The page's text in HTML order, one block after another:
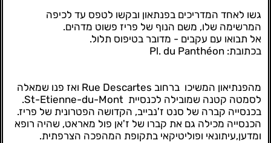
גשו לאחד המדריכים בפנתאון ובקשו לטפס עד לכיפה
המרשימה שלו, משם הנוף של פריז פשוט מדהים.
אל תבואו עם עקבים - מדובר בטיפוס תלול.
בכתובת: Pl. du Panthéon
מהפנתיאון המשיכו ברחוב Rue Descartes ואז פנו שמאלה
לסמטה קטנה שמובילה לכנסיית St-Etienne-du-Mont.
בכנסייה קברה של סנט ז'נבייב, הקדושה הפטרונית של פריז.
הכנסייה מכילה גם את קברו של ז'אן פול מאראט, שהיה רופא
ומדען,עיתונאי ופוליטיקאי בתקופת המהפכה הצרפתית.